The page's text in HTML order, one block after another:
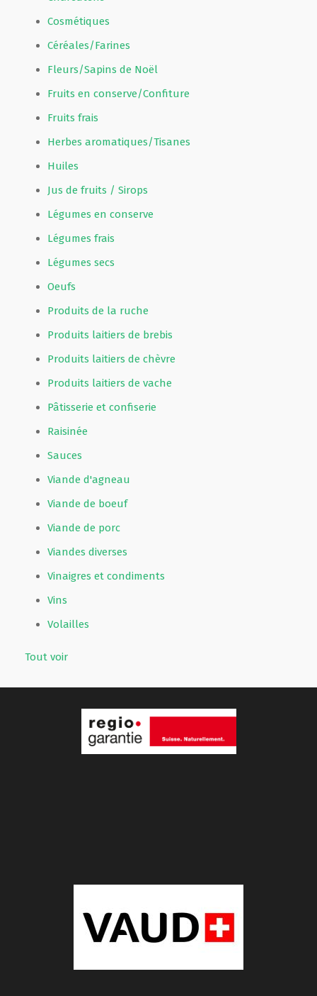
Cosmétiques
Céréales/Farines
Fleurs/Sapins de Noël
Fruits en conserve/Confiture
Fruits frais
Herbes aromatiques/Tisanes
Huiles
Jus de fruits / Sirops
Légumes en conserve
Légumes frais
Légumes secs
Oeufs
Produits de la ruche
Produits laitiers de brebis
Produits laitiers de chèvre
Produits laitiers de vache
Pâtisserie et confiserie
Raisinée
Sauces
Viande d'agneau
Viande de boeuf
Viande de porc
Viandes diverses
Vinaigres et condiments
Vins
Volailles
Tout voir